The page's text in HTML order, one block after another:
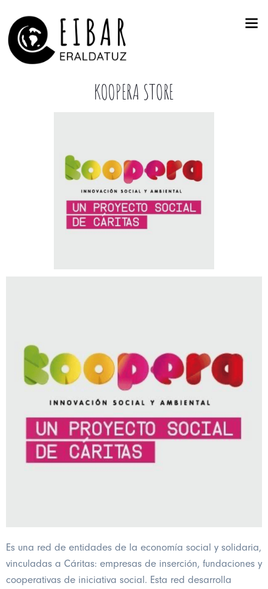
KOOPERA STORE
Es una red de entidades de la economía social y solidaria,
vinculadas a Cáritas: empresas de inserción, fundaciones y
cooperativas de iniciativa social. Esta red desarrolla